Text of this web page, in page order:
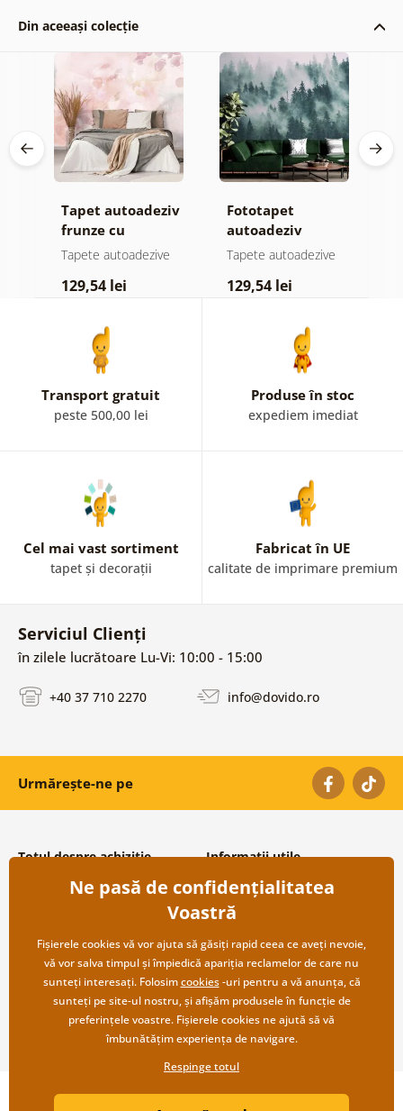
Din aceeași colecție
Tapet autoadeziv
frunze cu
atingere
Tapete autoadezive
129,54 lei
Fototapet
autoadeziv
pădure în ceață
Tapete autoadezive
129,54 lei
Transport gratuit
peste 500,00 lei
Produse în stoc
expediem imediat
Cel mai vast sortiment
tapet și decorații
Fabricat în UE
calitate de imprimare premium
Serviciul Clienți
în zilele lucrătoare Lu-Vi: 10:00 - 15:00
+40 37 710 2270 info@dovido.ro
Urmărește-ne pe
Totul despre achiziție
Condiții și termeni generali
Protecția datelor personale
Transport și modalități de plată
Returnare
Informații utile
Despre noi
Întrebări frecvente
Contacte
Cooperare angro
Copyright ©2019 © Dovido.ro.
Ne pasă de confidențialitatea
Voastră
Fișierele cookies vă vor ajuta să găsiți rapid ceea ce aveți nevoie,
vă vor salva timpul și împiedică apariția reclamelor de care nu
sunteți interesați. Folosimcookies-uri pentru a vă anunța, că
sunteți pe site-ul nostru, și afișăm produsele în funcție de
preferințele voastre. Fișierele cookies ne ajută să vă
îmbunătățim experiența de navigare.
Respinge totul